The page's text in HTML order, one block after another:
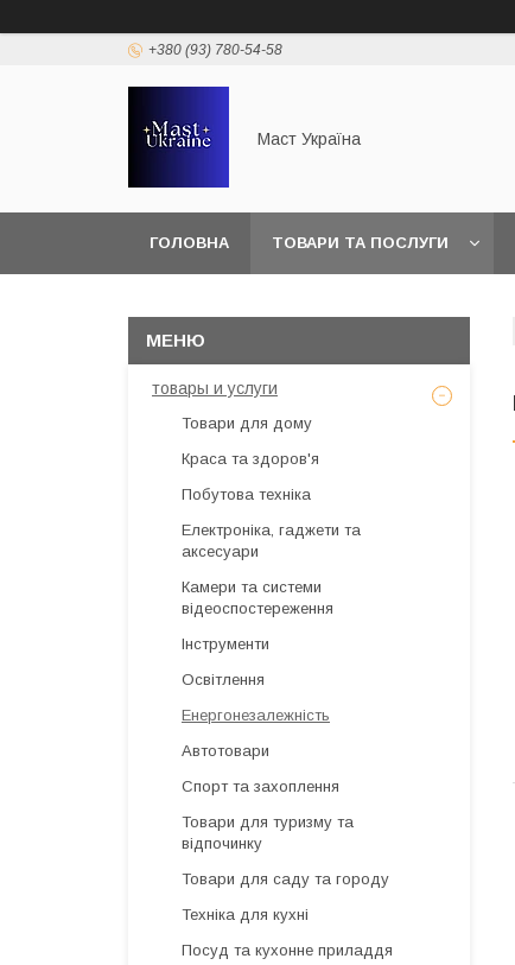
+380 (93) 780-54-58
Маст Україна
ГОЛОВНА ТОВАРИ ТА ПОСЛУГИ
товары и услуги
Товари для дому
Краса та здоров'я
Побутова техніка
Електроніка, гаджети та
аксесуари
Камери та системи
відеоспостереження
Інструменти
Освітлення
Енергонезалежність
Автотовари
Спорт та захоплення
Товари для туризму та
відпочинку
Товари для саду та городу
Техніка для кухні
Посуд та кухонне приладдя